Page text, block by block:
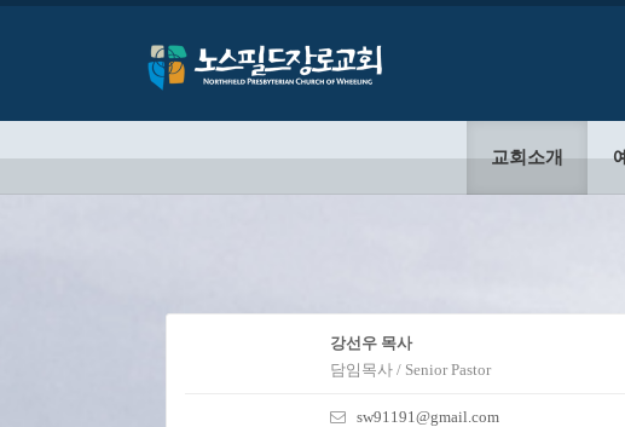
교회소개
강선우 목사
담임목사 / Senior Pastor
sw91191@gmail.com